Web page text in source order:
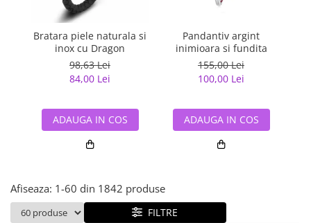
semipretioase
Bijuterii argint placat cu aur
Bijuterii argint cu diverse
Bijuterii de Lux
Bijuterii gotice si rock
Bijuterii Handmade
Bijuterii fantezie
Bijuterii tungsten
Solutii si lavete de curatare
bijuterii argint
Bratara piele naturala si
inox cu Dragon
98,63 Lei
84,00 Lei
ADAUGA IN COS
Pandantiv argint
inimioara si fundita
155,00 Lei
100,00 Lei
ADAUGA IN COS
Afiseaza: 1-60 din 1842 produse
FILTRE